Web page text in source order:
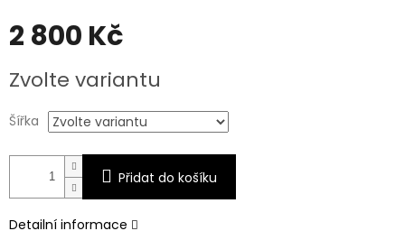
2 800 Kč
cena:
Zvolte variantu
Šířka
Přidat do košíku
Detailní informace